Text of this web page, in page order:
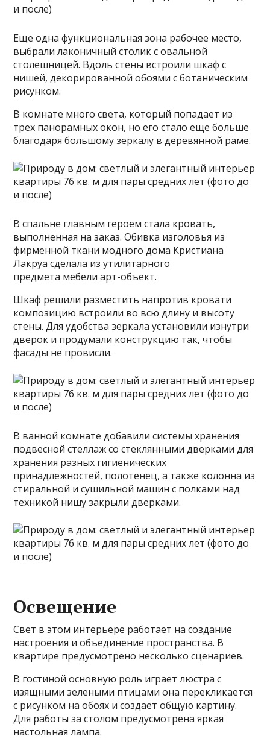
Еще одна функциональная зона рабочее место,
выбрали лаконичный столик с овальной
столешницей. Вдоль стены встроили шкаф с
нишей, декорированной обоями с ботаническим
рисунком.
В комнате много света, который попадает из
трех панорамных окон, но его стало еще больше
благодаря большому зеркалу в деревянной раме.
В спальне главным героем стала кровать,
выполненная на заказ. Обивка изголовья из
фирменной ткани модного дома Кристиана
Лакруа сделала из утилитарного
предмета мебели арт-объект.
Шкаф решили разместить напротив кровати
композицию встроили во всю длину и высоту
стены. Для удобства зеркала установили изнутри
дверок и продумали конструкцию так, чтобы
фасады не провисли.
В ванной комнате добавили системы хранения
подвесной стеллаж со стеклянными дверками для
хранения разных гигиенических
принадлежностей, полотенец, а также колонна из
стиральной и сушильной машин с полками над
техникой нишу закрыли дверками.
Освещение
Свет в этом интерьере работает на создание
настроения и объединение пространства. В
квартире предусмотрено несколько сценариев.
В гостиной основную роль играет люстра с
изящными зелеными птицами она перекликается
с рисунком на обоях и создает общую картину.
Для работы за столом предусмотрена яркая
настольная лампа.